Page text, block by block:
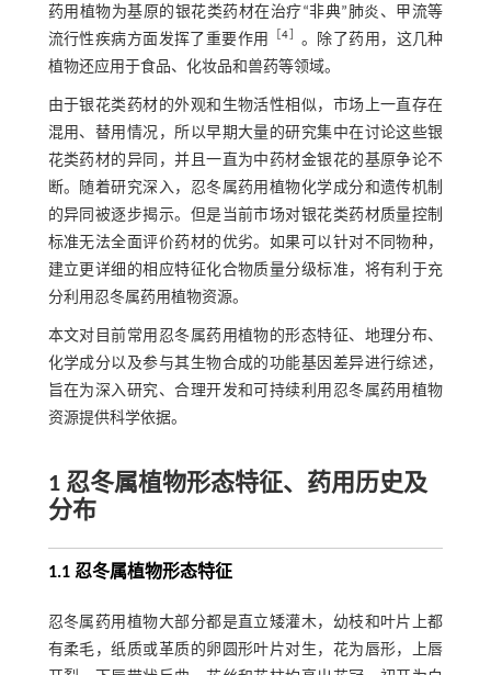
药用植物为基原的银花类药材在治疗“非典”肺炎、甲流等
流行性疾病方面发挥了重要作用
［4
。除了药用，这几种
植物还应用于食品、化妆品和兽药等领域。
由于银花类药材的外观和生物活性相似，市场上一直存在
混用、替用情况，所以早期大量的研究集中在讨论这些银
花类药材的异同，并且一直为中药材金银花的基原争论不
断。随着研究深入，忍冬属药用植物化学成分和遗传机制
的异同被逐步揭示。但是当前市场对银花类药材质量控制
标准无法全面评价药材的优劣。如果可以针对不同物种，
建立更详细的相应特征化合物质量分级标准，将有利于充
分利用忍冬属药用植物资源。
本文对目前常用忍冬属药用植物的形态特征、地理分布、
化学成分以及参与其生物合成的功能基因差异进行综述，
旨在为深入研究、合理开发和可持续利用忍冬属药用植物
资源提供科学依据。
1 忍冬属植物形态特征、药用历史及
分布
1.1 忍冬属植物形态特征
忍冬属药用植物大部分都是直立矮灌木，幼枝和叶片上都
有柔毛，纸质或革质的卵圆形叶片对生，花为唇形，上唇